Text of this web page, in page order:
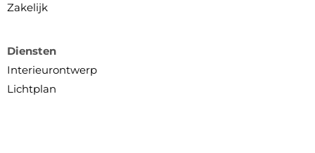
Zakelijk
Diensten
Interieurontwerp
Lichtplan